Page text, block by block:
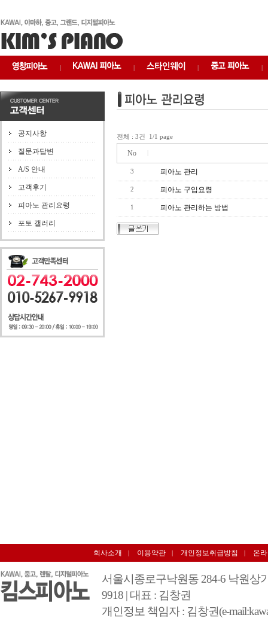
| | | |
공지사항
질문과답변
A/S 안내
고객후기
피아노 관리요령
포토 갤러리
전체 : 3건 1/1 page
No
3 피아노 관리
2 피아노 구입요령
1 피아노 관리하는 방법
회사소개 이용약관 개인정보취급방침 온
서울시종로구낙원동 284-6 낙원상가
9918 | 대표 : 김창권
개인정보 책임자 : 김창권(e-